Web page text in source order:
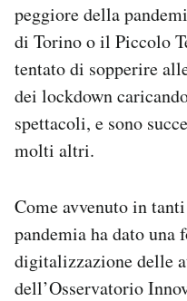
peggiore della
di Torino o il Piccolo
tentato di sopperire
dei lockdown
spettacoli, e sono
molti altri.
Come avvenuto in
pandemia ha dato una
digitalizzazione delle
dell’Osservatorio